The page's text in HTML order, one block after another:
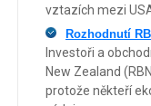
vztazích mezi
Rozhodnutí
Investoři a
New Zealand
protože někteří